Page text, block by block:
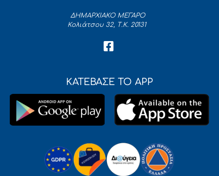
ΔΗΜΑΡΧΙΑΚΟ ΜΕΓΑΡΟ
Κολιάτσου 32, Τ.Κ. 20131
ΚΑΤΕΒΑΣΕ ΤΟ APP